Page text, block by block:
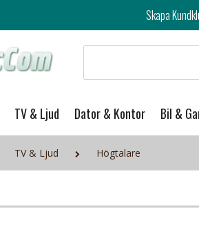
Skapa Kundklubb login och ta del
TV & Ljud Dator & Kontor Bil &
TV & Ljud Högtalare